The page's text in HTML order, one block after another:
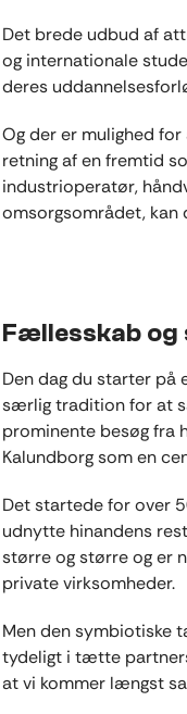
Det brede udbud af
og internationale
deres
Og der er mulighed
retning af en fremtid
industrioperatør,
omsorgsområdet, kan
Fællesskab og
Den dag du starter på
særlig tradition for at
prominente besøg fra
Kalundborg som en
Det startede for over
udnytte hinandens
større og større og er
private virksomheder.
Men den symbiotiske
tydeligt i tætte
at vi kommer længst